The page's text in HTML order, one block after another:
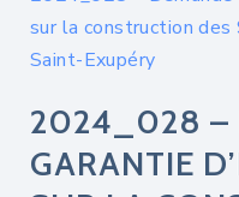
sur la construction
Saint-Exupéry
2024_028 –
GARANTIE